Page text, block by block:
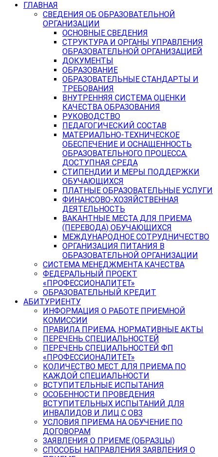
ГЛАВНАЯ
СВЕДЕНИЯ ОБ ОБРАЗОВАТЕЛЬНОЙ
ОРГАНИЗАЦИИ
ОСНОВНЫЕ СВЕДЕНИЯ
СТРУКТУРА И ОРГАНЫ УПРАВЛЕНИЯ
ОБРАЗОВАТЕЛЬНОЙ ОРГАНИЗАЦИЕЙ
ДОКУМЕНТЫ
ОБРАЗОВАНИЕ
ОБРАЗОВАТЕЛЬНЫЕ СТАНДАРТЫ И
ТРЕБОВАНИЯ
ВНУТРЕННЯЯ СИСТЕМА ОЦЕНКИ
КАЧЕСТВА ОБРАЗОВАНИЯ
РУКОВОДСТВО
ПЕДАГОГИЧЕСКИЙ СОСТАВ
МАТЕРИАЛЬНО-ТЕХНИЧЕСКОЕ
ОБЕСПЕЧЕНИЕ И ОСНАЩЕННОСТЬ
ОБРАЗОВАТЕЛЬНОГО ПРОЦЕССА.
ДОСТУПНАЯ СРЕДА
СТИПЕНДИИ И МЕРЫ ПОДДЕРЖКИ
ОБУЧАЮЩИХСЯ
ПЛАТНЫЕ ОБРАЗОВАТЕЛЬНЫЕ УСЛУГИ
ФИНАНСОВО-ХОЗЯЙСТВЕННАЯ
ДЕЯТЕЛЬНОСТЬ
ВАКАНТНЫЕ МЕСТА ДЛЯ ПРИЕМА
(ПЕРЕВОДА) ОБУЧАЮЩИХСЯ
МЕЖДУНАРОДНОЕ СОТРУДНИЧЕСТВО
ОРГАНИЗАЦИЯ ПИТАНИЯ В
ОБРАЗОВАТЕЛЬНОЙ ОРГАНИЗАЦИИ
СИСТЕМА МЕНЕДЖМЕНТА КАЧЕСТВА
ФЕДЕРАЛЬНЫЙ ПРОЕКТ
«ПРОФЕССИОНАЛИТЕТ»
ОБРАЗОВАТЕЛЬНЫЙ КРЕДИТ
АБИТУРИЕНТУ
ИНФОРМАЦИЯ О РАБОТЕ ПРИЕМНОЙ
КОМИССИИ
ПРАВИЛА ПРИЕМА, НОРМАТИВНЫЕ АКТЫ
ПЕРЕЧЕНЬ СПЕЦИАЛЬНОСТЕЙ
ПЕРЕЧЕНЬ СПЕЦИАЛЬНОСТЕЙ ФП
«ПРОФЕССИОНАЛИТЕТ»
КОЛИЧЕСТВО МЕСТ ДЛЯ ПРИЕМА ПО
КАЖДОЙ СПЕЦИАЛЬНОСТИ
ВСТУПИТЕЛЬНЫЕ ИСПЫТАНИЯ
ОСОБЕННОСТИ ПРОВЕДЕНИЯ
ВСТУПИТЕЛЬНЫХ ИСПЫТАНИЙ ДЛЯ
ИНВАЛИДОВ И ЛИЦ С ОВЗ
УСЛОВИЯ ПРИЕМА НА ОБУЧЕНИЕ ПО
ДОГОВОРАМ
ЗАЯВЛЕНИЯ О ПРИЕМЕ (ОБРАЗЦЫ)
СПОСОБЫ НАПРАВЛЕНИЯ ЗАЯВЛЕНИЯ О